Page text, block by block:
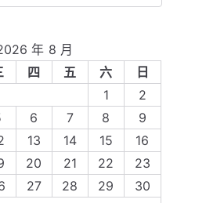
r
c
h
f
o
r
:
年 8 月
四 五 六
日
1
2
6 7 8
9
13 14 15
16
20 21 22
23
27 28 29
30